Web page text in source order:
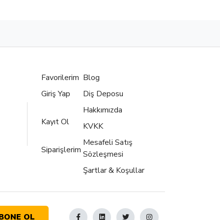
Favorilerim
Giriş Yap
Kayıt Ol
Siparişlerim
Blog
Diş Deposu
Hakkımızda
KVKK
Mesafeli Satış
Sözleşmesi
Şartlar & Koşullar
OL